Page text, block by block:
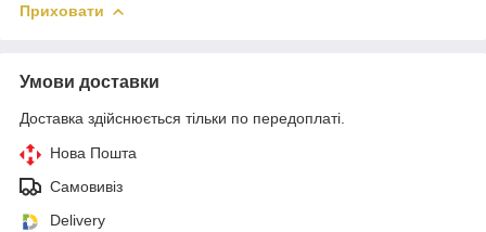
Приховати
Умови доставки
Доставка здійснюється тільки по передоплаті.
Нова Пошта
Самовивіз
Delivery